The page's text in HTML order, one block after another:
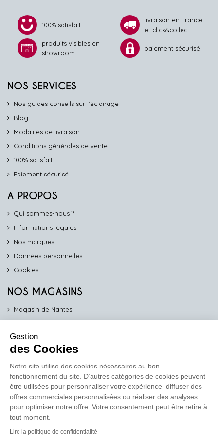
100% satisfait
livraison en France
et click&collect
produits visibles en
showroom
paiement sécurisé
NOS SERVICES
Nos guides conseils sur l'éclairage
Blog
Modalités de livraison
Conditions générales de vente
100% satisfait
Paiement sécurisé
A PROPOS
Qui sommes-nous ?
Informations légales
Nos marques
Données personnelles
Cookies
NOS MAGASINS
Magasin de Nantes
Magasin de Vannes
Magasin d'Orléans
COMPTOIR PRO
work
Comptoir des Lustres vous propose ses services dédiés aux
Gestion
des Cookies
Notre site utilise des cookies nécessaires au bon
fonctionnement du site. D’autres catégories de cookies peuvent
être utilisées pour personnaliser votre expérience, diffuser des
offres commerciales personnalisées ou réaliser des analyses
pour optimiser notre offre. Votre consentement peut être retiré à
tout moment.
Lire la politique de confidentialité